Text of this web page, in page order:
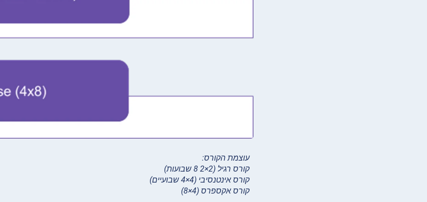
עוצמת הקורס:
קורס רגיל (2×2 8 שבועות)
קורס אינטנסיבי (4×4 שבועיים)
קורס אקספרס (4×8)